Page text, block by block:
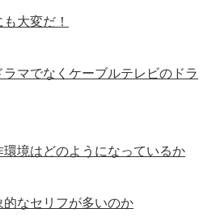
大変だ！
マでなくケーブルテレビのドラ
境はどのようになっているか
なセリフが多いのか